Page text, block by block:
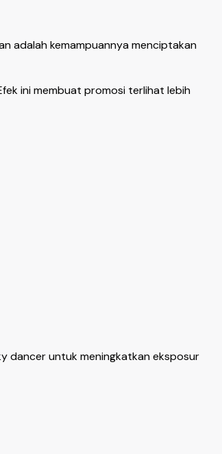
adalah kemampuannya menciptakan
ini membuat promosi terlihat lebih
dancer untuk meningkatkan eksposur